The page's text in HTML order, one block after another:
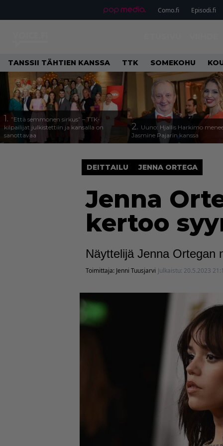
Como.fi Episodi.fi
TANSSII TÄHTIEN KANSSA TTK SOMEKOHU
1. ”Että semmonen sirkus” – TTK-
kilpailijat julkistettiin ja kansalla on
sanottavaa
2. Uuno: Hjallis Harkimo
Jasmine Pajarin kanssa
DEITTAILU JENNA ORTEGA
Jenna
kertoo
Näyttelijä Jenna Ortegan
Toimittaja: Jenni Tuusjarvi Julkaistu: 20.5.2023